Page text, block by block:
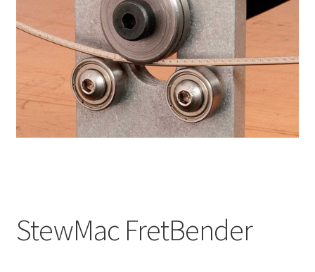
Оформление заказа
Подтверждение заказа
Скидки
Сотрудничество
StewMac FretBender